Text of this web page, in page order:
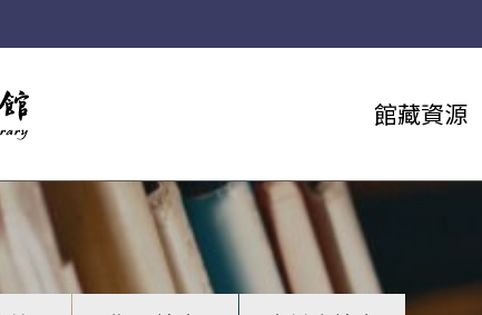
館藏資源